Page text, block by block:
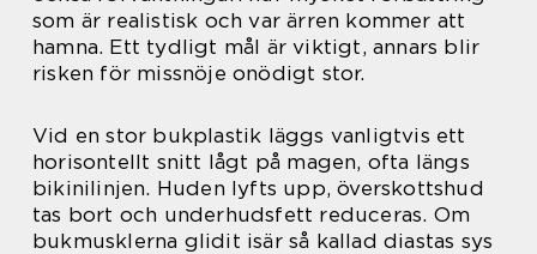
som är realistisk och var ärren kommer att
hamna. Ett tydligt mål är viktigt, annars blir
risken för missnöje onödigt stor.
Vid en stor bukplastik läggs vanligtvis ett
horisontellt snitt lågt på magen, ofta längs
bikinilinjen. Huden lyfts upp, överskottshud
tas bort och underhudsfett reduceras. Om
bukmusklerna glidit isär så kallad diastas sys